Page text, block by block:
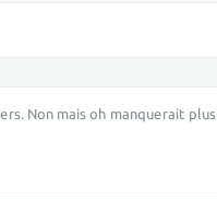
Non mais oh manquerait plus